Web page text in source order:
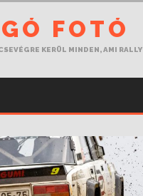
FOTÓ
KERÜL MINDEN, AMI RALLY